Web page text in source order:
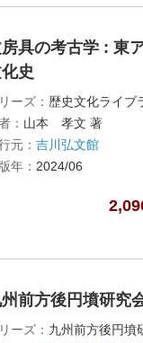
具の考古学 : 東
史
ーズ： 歴史文化ライブ
： 山本 孝文 著
元： 吉川弘文館
年： 2024/06
前方後円墳研究
ーズ：